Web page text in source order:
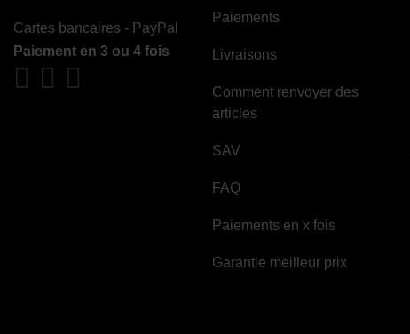
Cartes bancaires - PayPal
Paiement en 3 ou 4 fois
Paiements
Livraisons
Comment renvoyer des
articles
SAV
FAQ
Paiements en x fois
Garantie meilleur prix